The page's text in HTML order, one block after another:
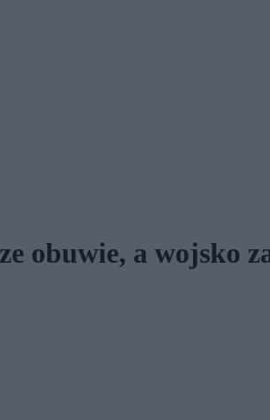
obuwie, a wojsko